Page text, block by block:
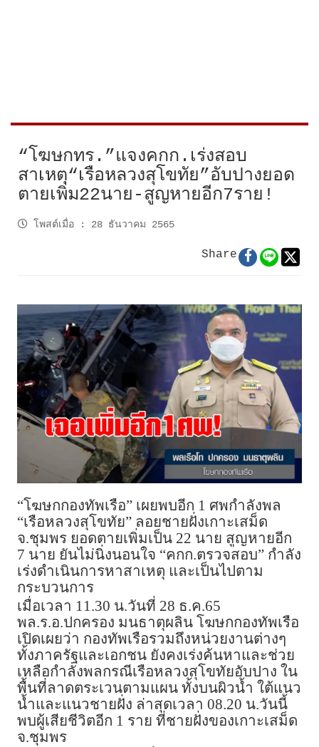
“โฆษกทร.”แจงคกก.เร่งสอบ
สาเหตุ“เรือหลวงสุโขทัย”อับปางยอด
ตายเพิ่ม22นาย-สูญหายอีก7ราย!
โพสต์เมื่อ : 28 ธันวาคม 2565
Share
“โฆษกกองทัพเรือ” เผยพบอีก 1 ศพกำลังพล
“เรือหลวงสุโขทัย” ลอยชายฝั่งเกาะเสม็ด
จ.ชุมพร ยอดตายเพิ่มเป็น 22 นาย สูญหายอีก
7 นาย ยันไม่นิ่งนอนใจ “คกก.ตรวจสอบ” กำลัง
เร่งดำเนินการหาสาเหตุ และเป็นไปตาม
กระบวนการ
เมื่อเวลา 11.30 น.วันที่ 28 ธ.ค.65
พล.ร.อ.ปกครอง มนธาตุผลิน โฆษกกองทัพเรือ
เปิดเผยว่า กองทัพเรือรวมถึงหน่วยงานต่างๆ
ทั้งภาครัฐและเอกชน ยังคงเร่งค้นหาและช่วย
เหลือกำลังพลกรณีเรือหลวงสุโขทัยอับปาง ใน
พื้นที่ลาดตระเวนตามแผน ทั้งบนผิวน้ำ ใต้แนว
น้ำและแนวชายฝั่ง ล่าสุดเวลา 08.20 น.วันนี้
พบผู้เสียชีวิตอีก 1 ราย ที่ชายฝั่งของเกาะเสม็ด
จ.ชุมพร